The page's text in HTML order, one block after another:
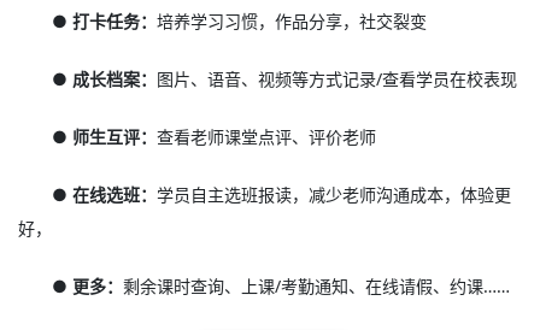
● 打卡任务：培养学习习惯，作品分享，社交裂变
● 成长档案： 图片、语音、视频等方式记录/查看学员在校表现
● 师生互评：查看老师课堂点评、评价老师
● 在线选班：学员自主选班报读，减少老师沟通成本，体验更
好，
● 更多：剩余课时查询、上课/考勤通知、在线请假、约课……